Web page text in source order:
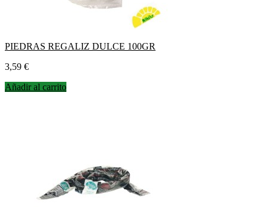
PIEDRAS REGALIZ DULCE 100GR
Precio
3,59 €
Añadir al carrito